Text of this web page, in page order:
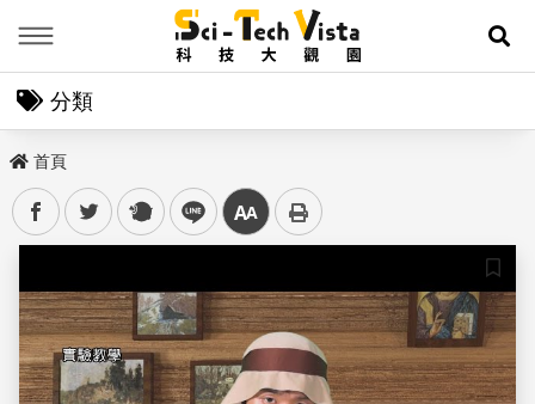
展
分類
首頁
facebooktwitter plurk line 中
儲存